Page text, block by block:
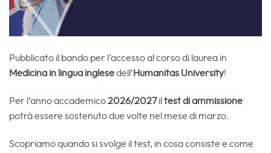
Pubblicato il bando per l’accesso al corso di laurea in
Medicina in lingua inglesedell’ Humanitas University!
Per l’anno accademico2026/2027il test di ammissione
potrà essere sostenuto due volte nel mese di marzo.
Scopriamo quando si svolge il test, in cosa consiste e come